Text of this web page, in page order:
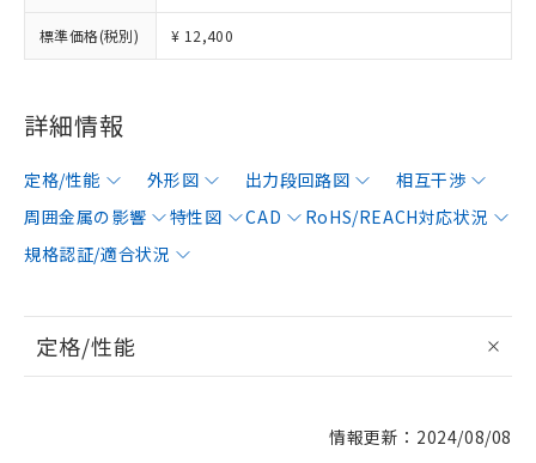
標準価格(税別) ¥ 12,400
詳細情報
定格/性能 外形図 出力段回路図
相互干渉
周囲金属の影響
特性図 CAD
RoHS/REACH対応状況
規格認証/適合状況
定格/性能
情報更新：2024/08/08